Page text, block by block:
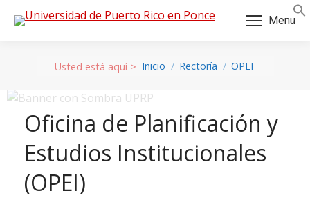
Menu
Inicio Rectoría OPEI
Oficina de Planificación y
Estudios Institucionales
(OPEI)